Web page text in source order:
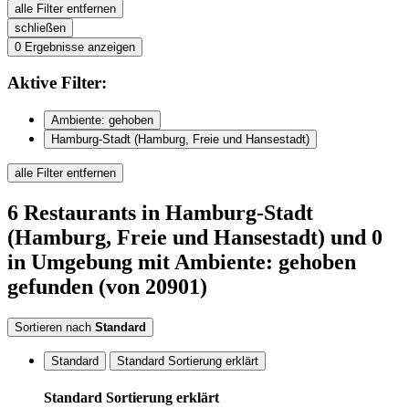
alle Filter entfernen
schließen
0 Ergebnisse anzeigen
Aktive Filter:
Ambiente: gehoben
Hamburg-Stadt (Hamburg, Freie und Hansestadt)
alle Filter entfernen
6 Restaurants in Hamburg-Stadt
(Hamburg, Freie und Hansestadt) und 0
in Umgebung mit Ambiente: gehoben
gefunden (von 20901)
Sortieren nach Standard
Standard Standard Sortierung erklärt
Standard Sortierung erklärt